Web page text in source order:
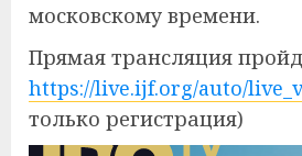
московскому времени.
Прямая трансляция
https://live.ijf.org/auto/
только регистрация)